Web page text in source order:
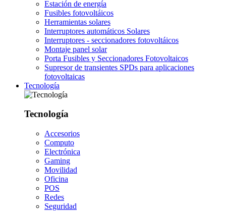
Estación de energía
Fusibles fotovoltáicos
Herramientas solares
Interruptores automáticos Solares
Interruptores - seccionadores fotovoltáicos
Montaje panel solar
Porta Fusibles y Seccionadores Fotovoltaicos
Supresor de transientes SPDs para aplicaciones
fotovoltaicas
Tecnología
Tecnología
Accesorios
Computo
Electrónica
Gaming
Movilidad
Oficina
POS
Redes
Seguridad